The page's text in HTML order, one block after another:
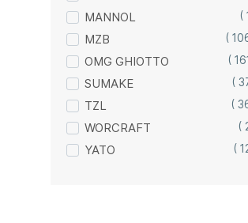
MANNOL (
MZB (
OMG GHIOTTO (
SUMAKE (
TZL (
WORCRAFT (
YATO (